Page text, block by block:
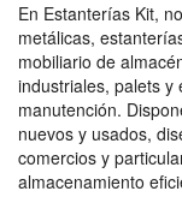
En Estanterías Kit,
metálicas,
mobiliario de
industriales, palets
manutención.
nuevos y usados,
comercios y
almacenamiento